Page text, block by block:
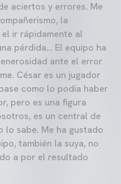
aciertos y errores. Me
la
ir rápidamente al
pérdida… El equipo ha
ante el error
César es un jugador
como lo podía haber
pero es una figura
es un central de
lo sabe. Me ha gustado
también la suya, no
a por el resultado